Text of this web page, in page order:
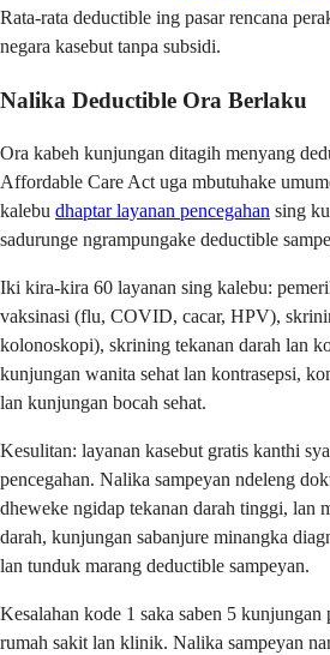
Rata-rata deductible ing pasar rencana
negara kasebut tanpa subsidi.
Nalika Deductible Ora Berlaku
Ora kabeh kunjungan ditagih menyang
Affordable Care Act uga mbutuhake
kalebu dhaptar layanan pencegahan sing
sadurunge ngrampungake deductible
Iki kira-kira 60 layanan sing kalebu:
vaksinasi (flu, COVID, cacar, HPV),
kolonoskopi), skrining tekanan darah lan
kunjungan wanita sehat lan kontrasepsi,
lan kunjungan bocah sehat.
Kesulitan: layanan kasebut gratis kanthi
pencegahan. Nalika sampeyan ndeleng
dheweke ngidap tekanan darah tinggi, lan
darah, kunjungan sabanjure minangka
lan tunduk marang deductible sampeyan.
Kesalahan kode 1 saka saben 5
rumah sakit lan klinik. Nalika sampeyan